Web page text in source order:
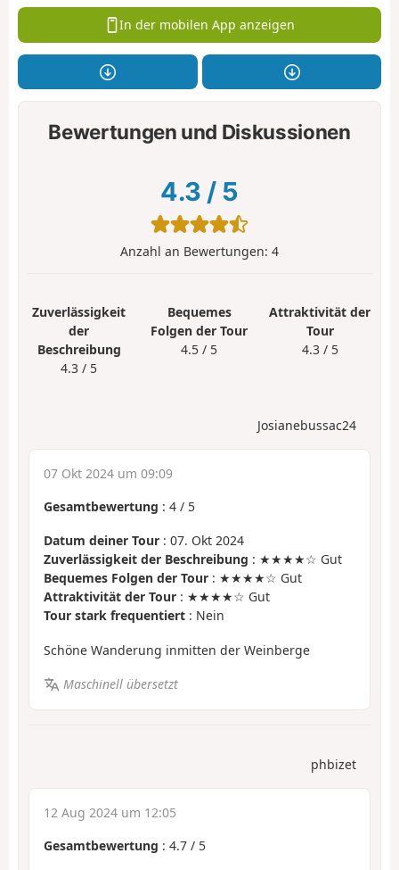
In der mobilen App anzeigen
Bewertungen und Diskussionen
4.3 / 5
Anzahl an Bewertungen: 4
Zuverlässigkeit
der
Beschreibung
4.3 / 5
Bequemes
Folgen der Tour
4.5 / 5
Attraktivität der
Tour
4.3 / 5
Josianebussac24
07 Okt 2024 um 09:09
Gesamtbewertung : 4 / 5
Datum deiner Tour : 07. Okt 2024
Zuverlässigkeit der Beschreibung : ★★★★☆ Gut
Bequemes Folgen der Tour : ★★★★☆ Gut
Attraktivität der Tour : ★★★★☆ Gut
Tour stark frequentiert : Nein
Schöne Wanderung inmitten der Weinberge
Maschinell übersetzt
phbizet
12 Aug 2024 um 12:05
Gesamtbewertung : 4.7 / 5